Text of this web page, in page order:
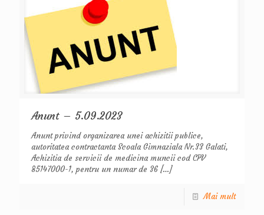
Anunt – 5.09.2023
Anunt privind organizarea unei achizitii publice,
autoritatea contractanta Scoala Gimnaziala Nr.33 Galati,
Achizitia de servicii de medicina muncii cod CPV
85147000-1, pentru un numar de 36 […]
Mai mult